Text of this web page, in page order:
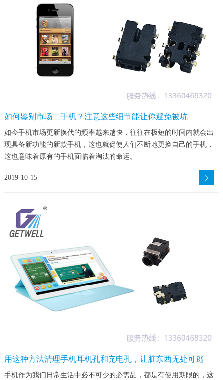
如何鉴别市场二手机？注意这些细节能让你避免被坑
如今手机市场更新换代的频率越来越快，往往在极短的时间内就会出
现具备新功能的新款手机，这也就促使人们不断地更换自己的手机，
这也意味着原有的手机面临着淘汰的命运。
2019-10-15
用这种方法清理手机耳机孔和充电孔，让脏东西无处可逃
手机作为我们日常生活中必不可少的必需品，都是有使用期限的，这